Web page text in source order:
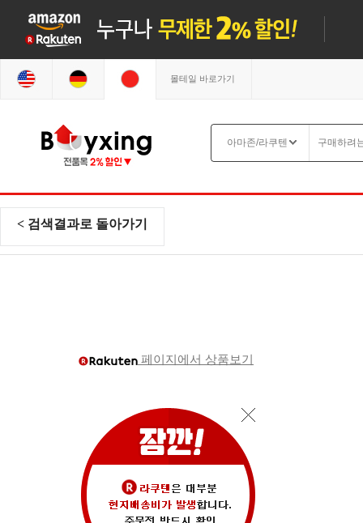
몰테일 바로가기
< 검색결과로 돌아가기
페이지에서 상품보기